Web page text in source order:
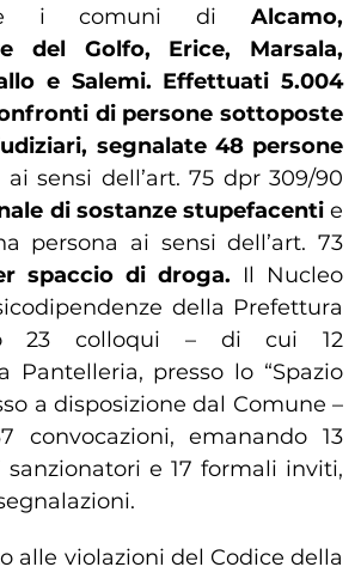
e i comuni di Alcamo,
del Golfo, Erice, Marsala,
e Salemi. Effettuati 5.004
di persone sottoposte
segnalate 48 persone
sensi dell’art. 75 dpr 309/90
di sostanze stupefacentie
persona ai sensi dell’art. 73
spaccio di droga. Il Nucleo
della Prefettura
23 colloqui – di cui 12
Pantelleria, presso lo “Spazio
a disposizione dal Comune –
convocazioni, emanando 13
e 17 formali inviti,
alle violazioni del Codice della